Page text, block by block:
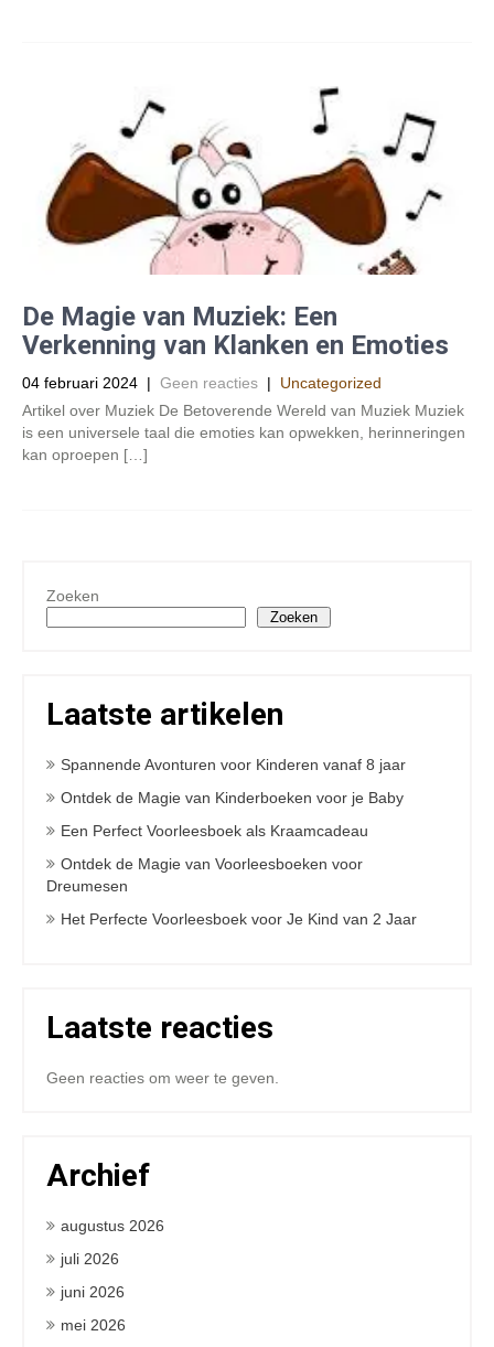
De Magie van Muziek: Een
Verkenning van Klanken en Emoties
04 februari 2024 | Geen reacties | Uncategorized
Artikel over Muziek De Betoverende Wereld van Muziek Muziek
is een universele taal die emoties kan opwekken, herinneringen
kan oproepen […]
Zoeken
Zoeken
Laatste artikelen
Spannende Avonturen voor Kinderen vanaf 8 jaar
Ontdek de Magie van Kinderboeken voor je Baby
Een Perfect Voorleesboek als Kraamcadeau
Ontdek de Magie van Voorleesboeken voor
Dreumesen
Het Perfecte Voorleesboek voor Je Kind van 2 Jaar
Laatste reacties
Geen reacties om weer te geven.
Archief
augustus 2026
juli 2026
juni 2026
mei 2026